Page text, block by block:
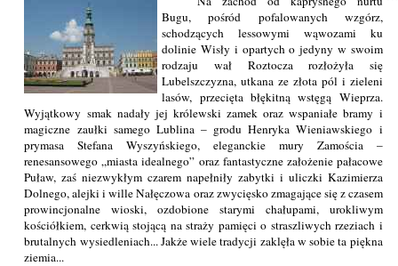
Bugu, pośród pofalowanych wzgórz,
schodzących lessowymi wąwozami ku
dolinie Wisły i opartych o jedyny w swoim
rodzaju wał Roztocza rozłożyła się
Lubelszczyzna, utkana ze złota pól i zieleni
lasów, przecięta błękitną wstęgą Wieprza.
Wyjątkowy smak nadały jej królewski zamek oraz wspaniałe bramy i
magiczne zaułki samego Lublina – grodu Henryka Wieniawskiego i
prymasa Stefana Wyszyńskiego, eleganckie mury Zamościa –
renesansowego „miasta idealnego” oraz fantastyczne założenie pałacowe
Puław, zaś niezwykłym czarem napełniły zabytki i uliczki Kazimierza
Dolnego, alejki i wille Nałęczowa oraz zwycięsko zmagające się z czasem
prowincjonalne wioski, ozdobione starymi chałupami, urokliwym
kościółkiem, cerkwią stojącą na straży pamięci o straszliwych rzeziach i
brutalnych wysiedleniach... Jakże wiele tradycji zaklęła w sobie ta piękna
ziemia...